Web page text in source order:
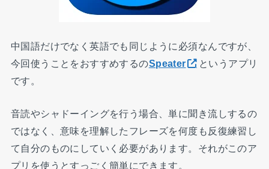
中国語だけでなく英語でも同じように必須なんですが、
今回使うことをおすすめするのSpeater
というアプリ
です。
音読やシャドーイングを行う場合、単に聞き流しするの
ではなく、意味を理解したフレーズを何度も反復練習し
て自分のものにしていく必要があります。それがこのア
プリを使うとすっごく簡単にできます。